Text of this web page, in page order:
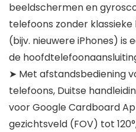
beeldschermen en
telefoons zonder
(bijv. nieuwere iPhones) is
de
➤ Met afstandsbediening
telefoons, Duitse
voor Google Cardboard
gezichtsveld (FOV) tot